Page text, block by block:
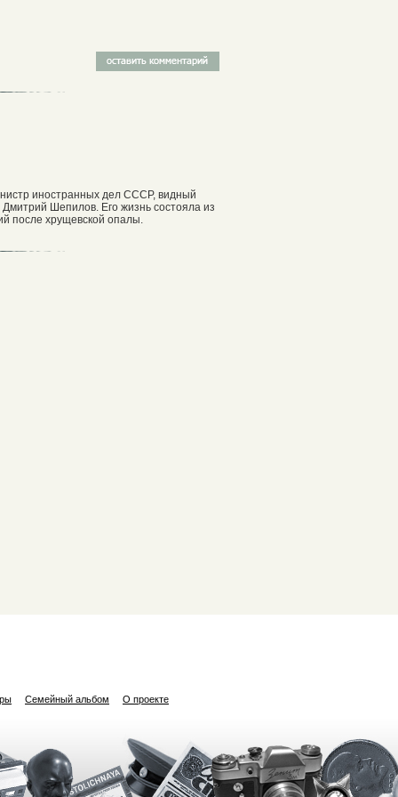
иностранных дел СССР, видный
Шепилов. Его жизнь состояла из
после хрущевской опалы.
Семейный альбом О проекте